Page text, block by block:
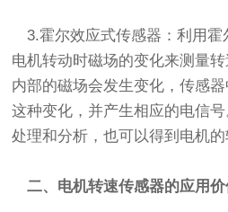
3.霍尔效应式传感器：利用霍
电机转动时磁场的变化来测量
内部的磁场会发生变化，传感
这种变化，并产生相应的电信
处理和分析，也可以得到电机的
二、电机转速传感器的应用价